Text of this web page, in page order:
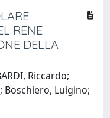
RENE
DELLA
Riccardo;
Boschiero, Luigino;